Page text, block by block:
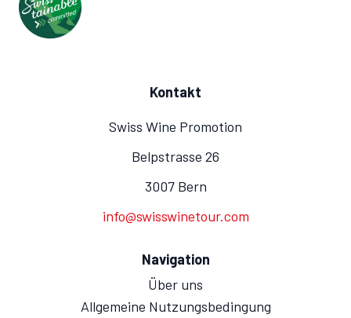
Kontakt
Swiss Wine Promotion
Belpstrasse 26
3007 Bern
info@swisswinetour.com
Navigation
Über uns
Allgemeine Nutzungsbedingung